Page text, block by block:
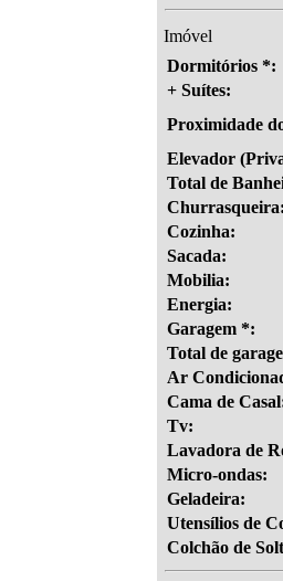
Imóvel
Dormitórios *:
+ Suítes:
Proximidade
Elevador
Total de
Churrasqueira:
Cozinha:
Sacada:
Mobilia:
Energia:
Garagem *:
Total de
Ar
Cama de
Tv:
Lavadora de
Micro-ondas:
Geladeira:
Utensílios de
Colchão de